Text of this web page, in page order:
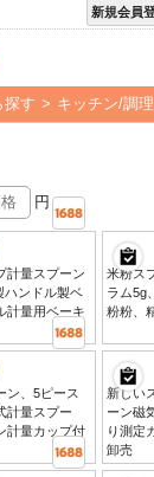
新規会員
探す > キッチン/調理
円
計量スプーン
ハンドル製ベ
計量用ベーキ
米粉ス
ラム5g
粉粉、
ン、5ピース
計量スプー
計量カップ付
新しい
ーン磁
り測定
卸売